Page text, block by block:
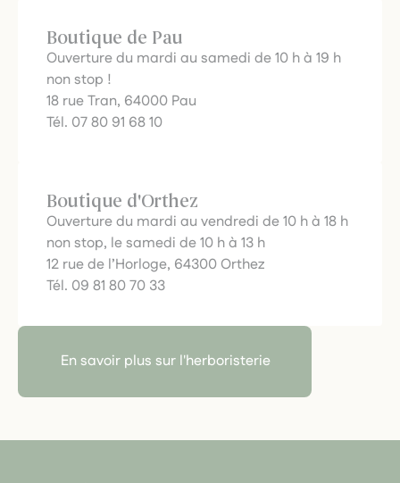
Boutique de Pau
Ouverture du mardi au samedi de 10 h à 19 h
non stop !
18 rue Tran, 64000 Pau
Tél. 07 80 91 68 10
Boutique d'Orthez
Ouverture du mardi au vendredi de 10 h à 18 h
non stop, le samedi de 10 h à 13 h
12 rue de l’Horloge, 64300 Orthez
Tél. 09 81 80 70 33
En savoir plus sur l'herboristerie